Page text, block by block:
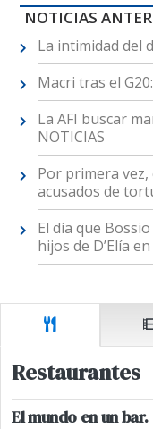
NOTICIAS
La intimidad del
Macri tras el
La AFI buscar
NOTICIAS
Por primera
acusados de
El día que
hijos de D’Elía
Restaurantes
El mundo en un bar.